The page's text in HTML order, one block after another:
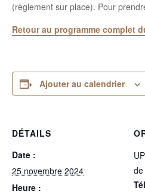
(règlement sur place). Pour
Retour au programme complet
Ajouter au calendrier
DÉTAILS
Date :
25 novembre 2024
Heure :